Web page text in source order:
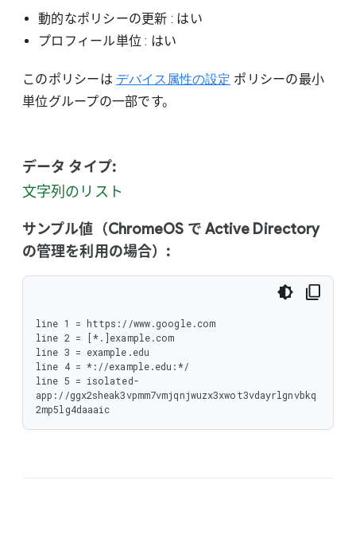
動的なポリシーの更新 : はい
プロフィール単位 : はい
このポリシーは デバイス属性の設定 ポリシーの最小
単位グループの一部です。
データ タイプ:
文字列のリスト
サンプル値（ChromeOS で Active Directory
の管理を利用の場合）:
line 1 = https://www.google.com
line 2 = [*.]example.com
line 3 = example.edu
line 4 = *://example.edu:*/
line 5 = isolated-
app://ggx2sheak3vpmm7vmjqnjwuzx3xwot3vdayrlgnvbkq
2mp5lg4daaaic